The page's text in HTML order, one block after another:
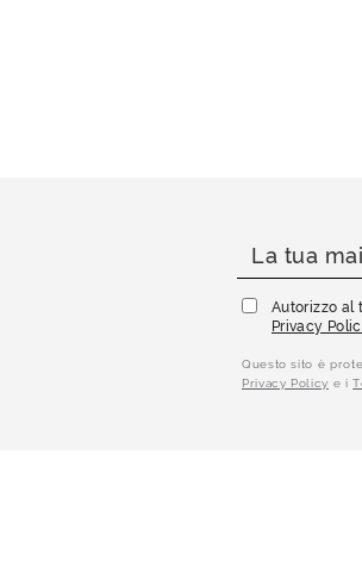
Autorizzo al
Privacy
Questo sito è
Privacy Policy e i